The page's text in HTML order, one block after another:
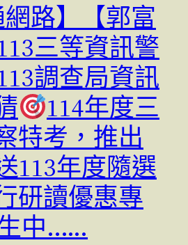
路】【郭富
三等資訊警
調查局資訊
114年度三
特考，推出
113年度隨選
研讀優惠專
中..….